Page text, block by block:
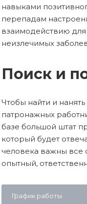
навыками
перепадам
взаимодействию
неизлечимых
Поиск и
Чтобы найти и
патронажных
базе большой штат
который будет
человека важны все
опытный,
График работы